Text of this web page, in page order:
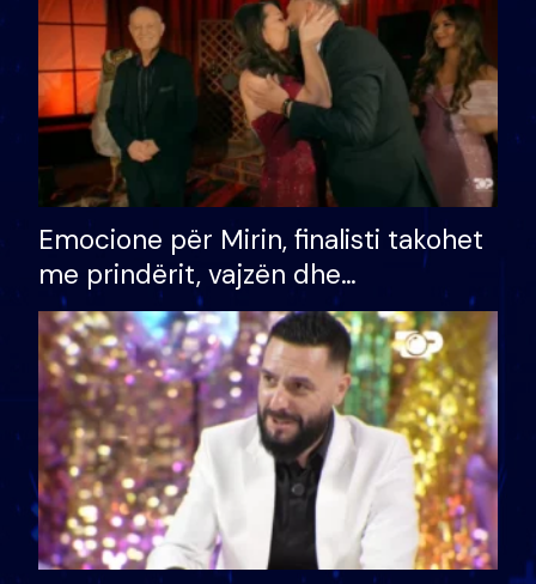
Emocione për Mirin, finalisti takohet
me prindërit, vajzën dhe
bashkëshorten: S’kemi ndonjë letër
divorci apo jo?